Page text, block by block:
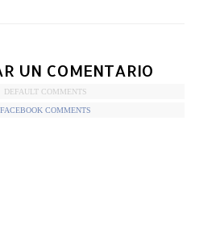
UN COMENTARIO
DEFAULT COMMENTS
FACEBOOK COMMENTS